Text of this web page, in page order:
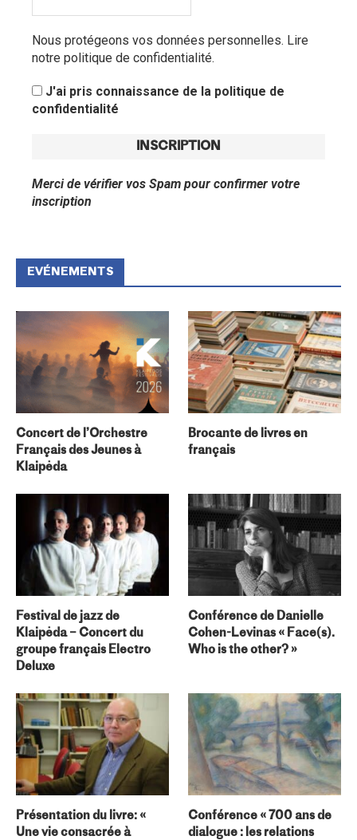
Nous protégeons vos données personnelles. Lire
notre politique de confidentialité.
J'ai pris connaissance de la politique de
confidentialité
Merci de vérifier vos Spam pour confirmer votre
inscription
EVÉNEMENTS
Concert de l’Orchestre
Français des Jeunes à
Klaipėda
Brocante de livres en
français
Festival de jazz de
Klaipėda – Concert du
groupe français Electro
Deluxe
Conférence de Danielle
Cohen-Levinas « Face(s).
Who is the other? »
Présentation du livre: «
Une vie consacrée à
Conférence « 700 ans de
dialogue : les relations